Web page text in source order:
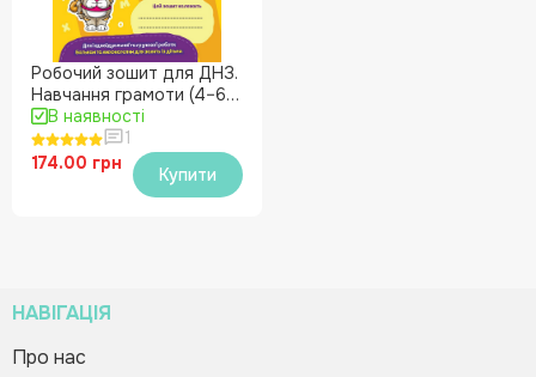
Робочий зошит для ДНЗ.
Навчання грамоти (4–6
років)
В наявності
1
174.00 грн
Купити
НАВІГАЦІЯ
Про нас